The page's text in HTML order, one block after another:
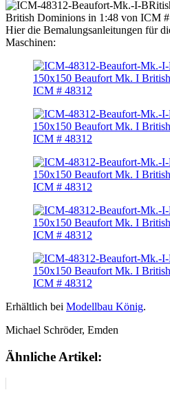
Hier die Bemalungsanleitungen für
Maschinen:
Erhältlich bei Modellbau König.
Michael Schröder, Emden
Ähnliche Artikel: